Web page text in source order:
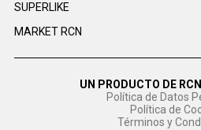
SUPERLIKE
MARKET RCN
UN PRODUCTO DE
Política de Datos
Política de
Términos y